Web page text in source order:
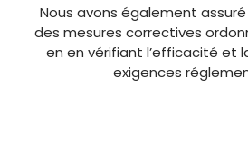
Nous avons également
des mesures correctives
en en vérifiant l’efficacité et
exigences